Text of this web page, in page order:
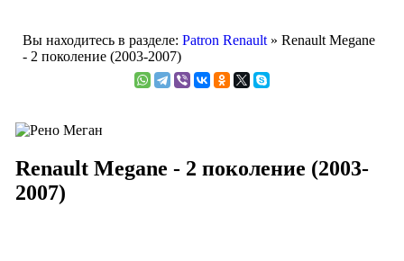
Вы находитесь в разделе: Patron Renault» Renault Megane
- 2 поколение (2003-2007)
Renault Megane - 2 поколение (2003-
2007)